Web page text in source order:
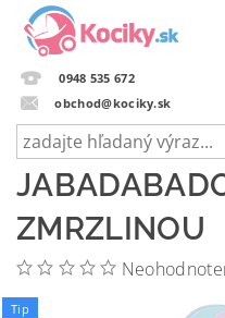
0948 535 672
obchod@kociky.sk
ZMRZLINOU
Tip